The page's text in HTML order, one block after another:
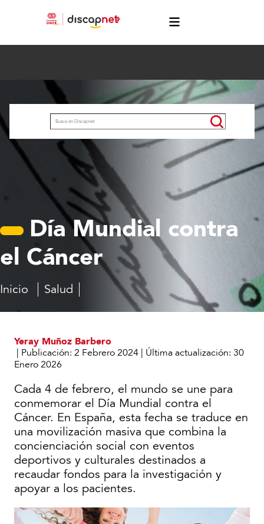
Día Mundial contra
el Cáncer
Inicio Salud
mundiales
salud
Mundial
Cáncer
Yeray Muñoz Barbero
Publicación: 2 Febrero 2024 Última actualización: 30
Enero 2026
Cada 4 de febrero, el mundo se une para
conmemorar el Día Mundial contra el
Cáncer. En España, esta fecha se traduce en
una movilización masiva que combina la
concienciación social con eventos
deportivos y culturales destinados a
recaudar fondos para la investigación y
apoyar a los pacientes.